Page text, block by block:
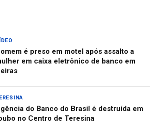
é preso em motel após assalto a
em caixa eletrônico de banco em
do Banco do Brasil é destruída em
no Centro de Teresina